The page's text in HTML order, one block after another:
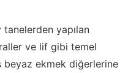
yapılan
ve lif gibi temel
ekmek diğerlerine